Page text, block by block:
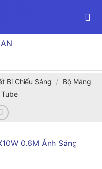
Bị Chiếu Sáng / Bộ Máng
Tube